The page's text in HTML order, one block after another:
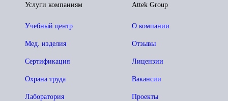
Attek Group
О компании
Отзывы
Лицензии
Вакансии
Проекты
Услуги компаниям
Учебный центр
Мед. изделия
Сертификация
Охрана труда
Лаборатория